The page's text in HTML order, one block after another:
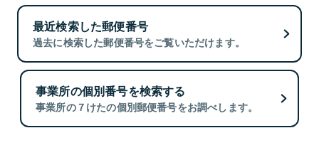
最近検索した郵便番号
過去に検索した郵便番号をご覧いただけます。
事業所の個別番号を検索する
事業所の７けたの個別郵便番号をお調べします。